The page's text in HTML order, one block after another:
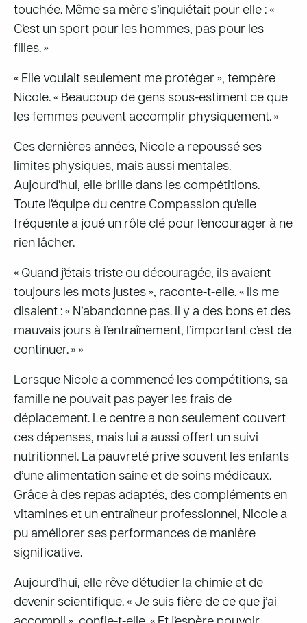
touchée. Même sa mère s’inquiétait pour elle : «
C’est un sport pour les hommes, pas pour les
filles. »
« Elle voulait seulement me protéger », tempère
Nicole. « Beaucoup de gens sous-estiment ce que
les femmes peuvent accomplir physiquement. »
Ces dernières années, Nicole a repoussé ses
limites physiques, mais aussi mentales.
Aujourd’hui, elle brille dans les compétitions.
Toute l’équipe du centre Compassion qu’elle
fréquente a joué un rôle clé pour l’encourager à ne
rien lâcher.
« Quand j’étais triste ou découragée, ils avaient
toujours les mots justes », raconte-t-elle. « Ils me
disaient : « N’abandonne pas. Il y a des bons et des
mauvais jours à l’entraînement, l’important c’est de
continuer. » »
Lorsque Nicole a commencé les compétitions, sa
famille ne pouvait pas payer les frais de
déplacement. Le centre a non seulement couvert
ces dépenses, mais lui a aussi offert un suivi
nutritionnel. La pauvreté prive souvent les enfants
d’une alimentation saine et de soins médicaux.
Grâce à des repas adaptés, des compléments en
vitamines et un entraîneur professionnel, Nicole a
pu améliorer ses performances de manière
significative.
Aujourd’hui, elle rêve d’étudier la chimie et de
devenir scientifique. « Je suis fière de ce que j’ai